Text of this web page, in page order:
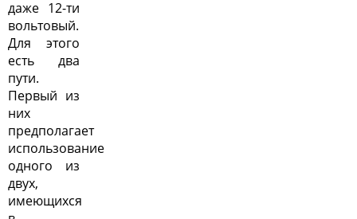
даже 12-ти
вольтовый.
Для этого
есть два
пути.
Первый из
них
предполагает
использование
одного из
двух,
имеющихся